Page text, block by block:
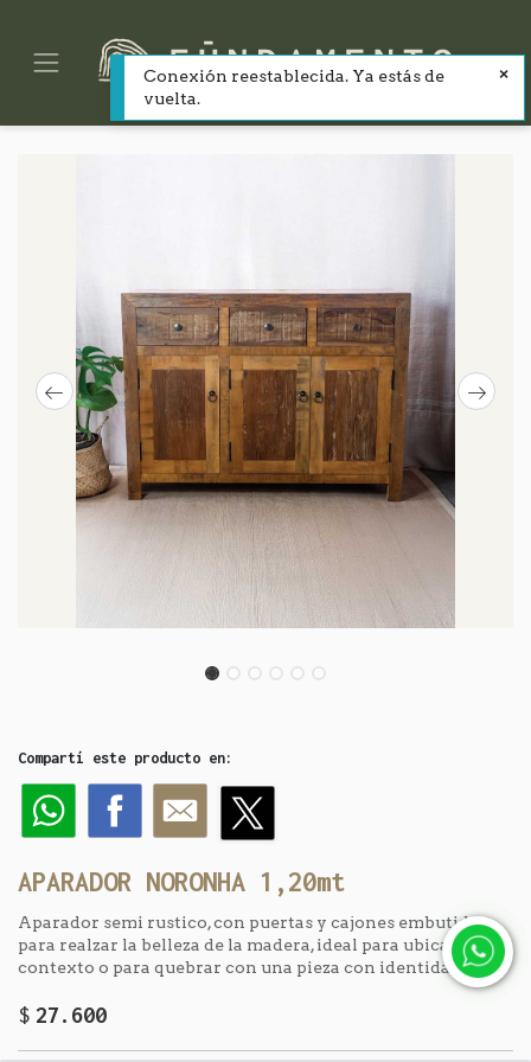
Compartí este producto en:
APARADOR NORONHA 1,20mt
Aparador semi rustico, con puertas y cajones embutidos
para realzar la belleza de la madera, ideal para ubicarlo en
contexto o para quebrar con una pieza con identidad.
$27.600
Conexión reestablecida. Ya estás de
vuelta.